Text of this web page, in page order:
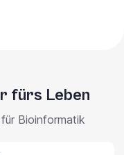
fürs Leben
Bioinformatik